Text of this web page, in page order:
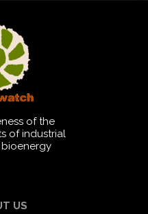
of the
of industrial
US